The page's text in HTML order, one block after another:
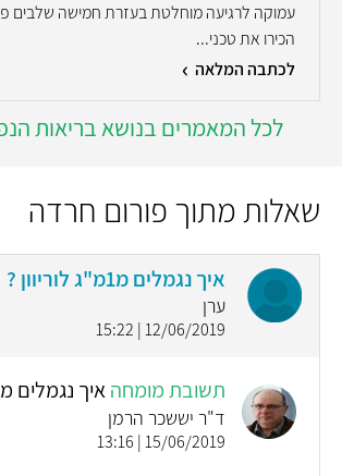
עמוקה לרגיעה מוחלטת בעזרת חמישה שלבים
הכירו את טכני...
לכתבה המלאה
לכל המאמרים בנושא בריאות
שאלות מתוך פורום חרדה
איך נגמלים מ1מ"ג לוריוון ?
ערן
12/06/2019 | 15:22
תשובת מומחהאיך נגמלים מ1מ"ג לוריוון ?
ד"ר יששכר הרמן
15/06/2019 | 13:16